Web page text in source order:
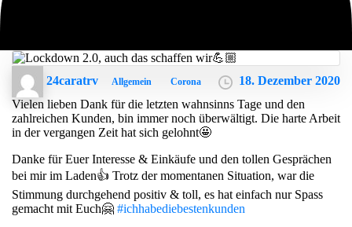
24caratrv Allgemein Corona
18. Dezember 2020
Vielen lieben Dank für die letzten wahnsinns Tage und den
zahlreichen Kunden, bin immer noch überwältigt. Die harte Arbeit
in der vergangen Zeit hat sich gelohnt🤩
Danke für Euer Interesse & Einkäufe und den tollen Gesprächen
bei mir im Laden👍 Trotz der momentanen Situation, war die
Stimmung durchgehend positiv & toll, es hat einfach nur Spass
gemacht mit Euch🤗 #ichhabediebestenkunden